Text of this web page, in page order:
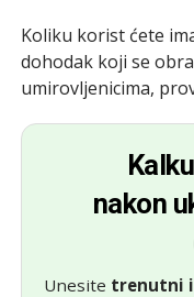
Koliku korist ćete
dohodak koji se
umirovljenicima,
nakon
Unesite trenutni